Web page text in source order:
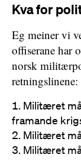
Kva for
Eg meiner vi
offiserane har
norsk
retningslinene:
Militæret
framande
Militæret
Militæret